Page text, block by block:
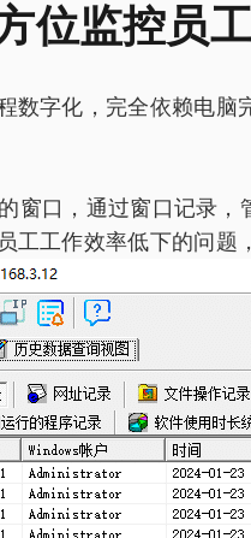
位监控员
数字化，完全依赖电
窗口，通过窗口记录
工作效率低下的问题